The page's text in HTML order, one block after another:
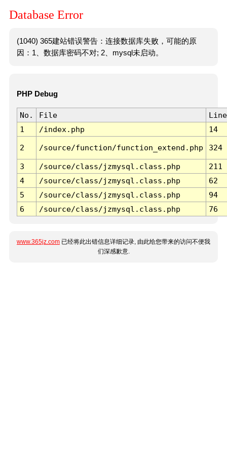
Database Error
(1040) 365建站错误警告：连接数据库失败，可能的原
因：1、数据库密码不对; 2、mysql未启动。
PHP Debug
No. File
Line
1
/index.php 14
2 /source/function/function_extend.php 324
3 /source/class/jzmysql.class.php
211
4
/source/class/jzmysql.class.php
62
5
/source/class/jzmysql.class.php
94
6
/source/class/jzmysql.class.php 76
www.365jz.com 已经将此出错信息详细记录, 由此给您带来的访问不便我
们深感歉意.